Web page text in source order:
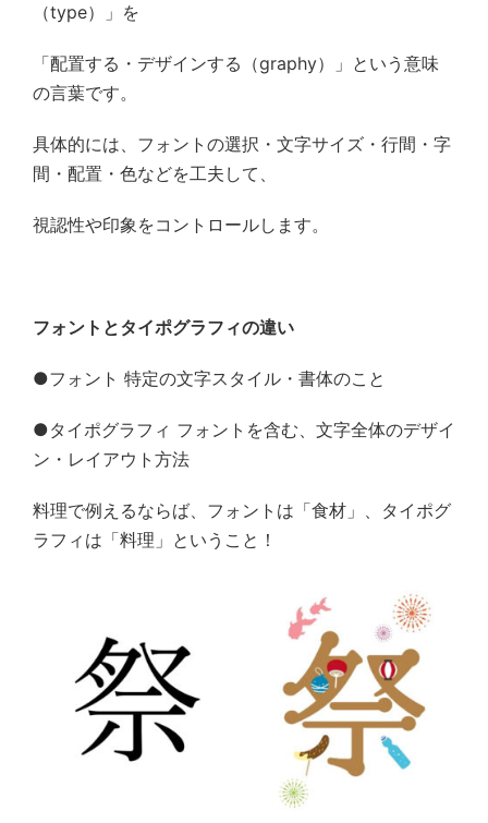
（type）」を
「配置する・デザインする（graphy）」という意味
の言葉です。
具体的には、フォントの選択・文字サイズ・行間・字
間・配置・色などを工夫して、
視認性や印象をコントロールします。
フォントとタイポグラフィの違い
●フォント 特定の文字スタイル・書体のこと
●タイポグラフィ フォントを含む、文字全体のデザイ
ン・レイアウト方法
料理で例えるならば、フォントは「食材」、タイポグ
ラフィは「料理」ということ！